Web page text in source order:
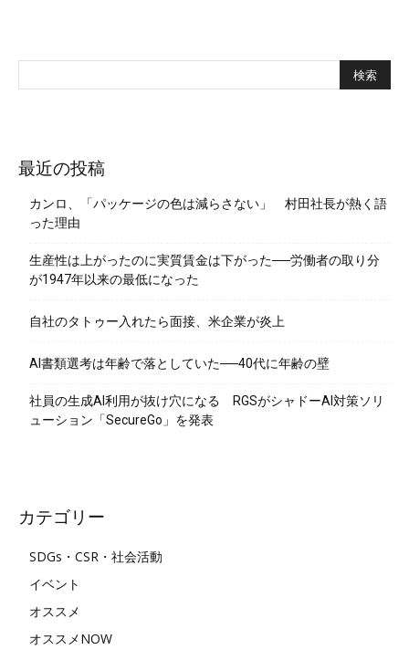
最近の投稿
カンロ、「パッケージの色は減らさない」 村田社長が熱く語
った理由
生産性は上がったのに実質賃金は下がった──労働者の取り分
が1947年以来の最低になった
自社のタトゥー入れたら面接、米企業が炎上
AI書類選考は年齢で落としていた──40代に年齢の壁
社員の生成AI利用が抜け穴になる RGSがシャドーAI対策ソリ
ューション「SecureGo」を発表
カテゴリー
SDGs・CSR・社会活動
イベント
オススメ
オススメNOW